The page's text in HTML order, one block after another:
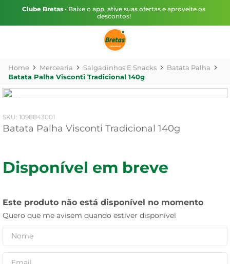
Clube Bretas • Baixe o app, ative suas ofertas e aproveite os
descontos!
Mercearia Salgadinhos E Snacks
Batata Palha
Batata Palha Visconti Tradicional 140g
: 1098843001
Batata Palha Visconti Tradicional 140g
Disponível em breve
Este produto não está disponível no momento
Quero que me avisem quando estiver disponível